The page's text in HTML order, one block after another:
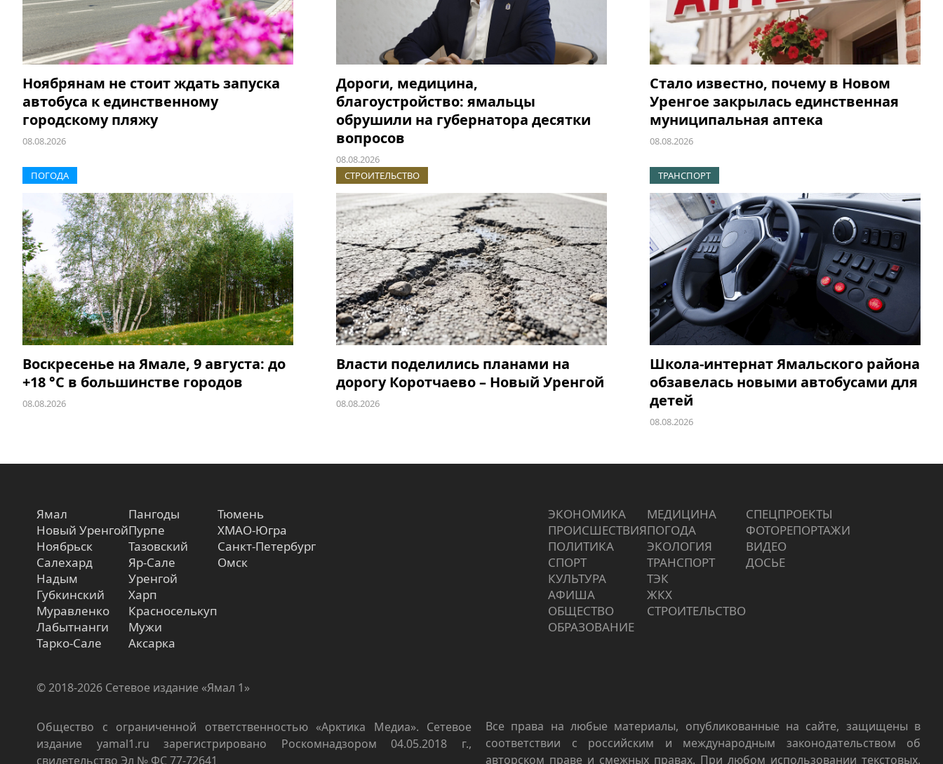
Ноябрянам не стоит ждать запуска
автобуса к единственному
городскому пляжу
08.08.2026
Дороги, медицина,
благоустройство: ямальцы
обрушили на губернатора десятки
вопросов
08.08.2026
Стало известно, почему в Новом
Уренгое закрылась единственная
муниципальная аптека
08.08.2026
ПОГОДА
Воскресенье на Ямале, 9 августа: до
+18 °C в большинстве городов
08.08.2026
СТРОИТЕЛЬСТВО
Власти поделились планами на
дорогу Коротчаево – Новый Уренгой
08.08.2026
ТРАНСПОРТ
Школа-интернат Ямальского района
обзавелась новыми автобусами для
детей
08.08.2026
Ямал
Новый Уренгой
Ноябрьск
Салехард
Надым
Губкинский
Муравленко
Лабытнанги
Тарко-Сале
Пангоды
Пурпе
Тазовский
Яр-Сале
Уренгой
Харп
Красноселькуп
Мужи
Аксарка
Тюмень
ХМАО-Югра
Санкт-Петербург
Омск
ЭКОНОМИКА
ПРОИCШЕСТВИЯ
ПОЛИТИКА
СПОРТ
КУЛЬТУРА
АФИША
ОБЩЕСТВО
ОБРАЗОВАНИЕ
МЕДИЦИНА
ПОГОДА
ЭКОЛОГИЯ
ТРАНСПОРТ
ТЭК
ЖКХ
СТРОИТЕЛЬСТВО
СПЕЦПРОЕКТЫ
ФОТОРЕПОРТАЖИ
ВИДЕО
ДОСЬЕ
© 2018-2026 Сетевое издание «Ямал 1»
Общество с ограниченной ответственностью «Арктика Медиа». Сетевое
издание yamal1.ru зарегистрировано Роскомнадзором 04.05.2018 г.,
свидетельство Эл № ФС 77-72641
Все права на любые материалы, опубликованные на сайте, защищены в
соответствии с российским и международным законодательством об
авторском праве и смежных правах. При любом использовании текстовых,